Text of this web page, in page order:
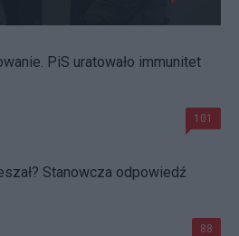
PiS uratowało immunitet
101
Stanowcza odpowiedź
88